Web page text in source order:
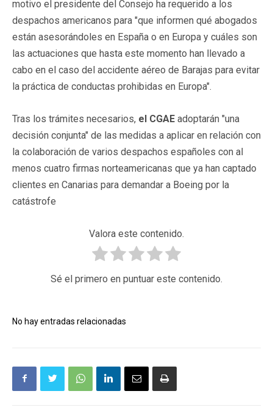
motivo el presidente del Consejo ha requerido a los
despachos americanos para "que informen qué abogados
están asesorándoles en España o en Europa y cuáles son
las actuaciones que hasta este momento han llevado a
cabo en el caso del accidente aéreo de Barajas para evitar
la práctica de conductas prohibidas en Europa".
Tras los trámites necesarios, el CGAE adoptarán "una
decisión conjunta" de las medidas a aplicar en relación con
la colaboración de varios despachos españoles con al
menos cuatro firmas norteamericanas que ya han captado
clientes en Canarias para demandar a Boeing por la
catástrofe
Valora este contenido.
Sé el primero en puntuar este contenido.
No hay entradas relacionadas